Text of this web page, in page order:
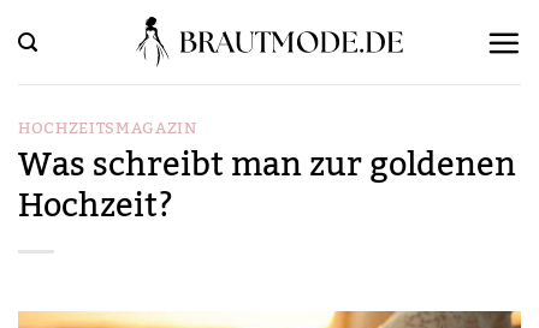
Inhalt
springen
HOCHZEITSMAGAZIN
Was schreibt man zur goldenen
Hochzeit?